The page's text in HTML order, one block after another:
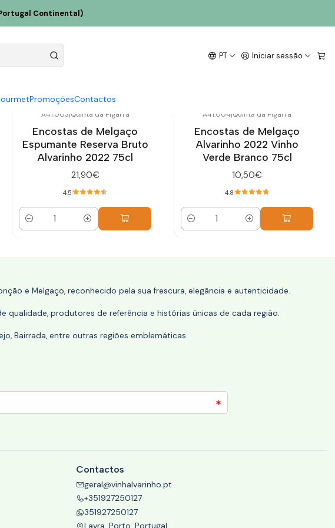
PT Iniciar sessão
PromoçõesContactos
Continental)
da Pigarra)
A41.003|Quinta da Pigarra
Encostas de Melgaço
Espumante Reserva Bruto
Alvarinho 2022 75cl
21,90€
4.5
Quantidade
A41.004|Quinta da Pigarra
Encostas de Melgaço
Alvarinho 2022 Vinho
Verde Branco 75cl
10,50€
4.8
Quantidade
e Melgaço, reconhecido pela sua frescura, elegância e autenticidade.
produtores de referência e histórias únicas de cada região.
Bairrada, entre outras regiões emblemáticas.
Contactos
geral@vinhalvarinho.pt
+351927250127
351927250127
Lavra, Porto, Portugal